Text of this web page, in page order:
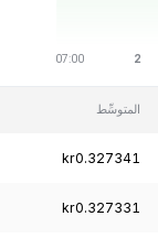
المتوسِّط
kr0.327341
kr0.327331